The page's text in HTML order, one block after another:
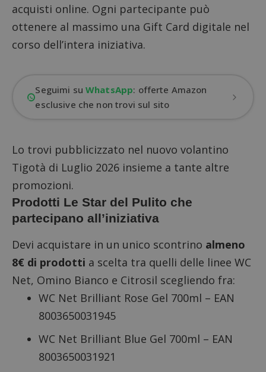
acquisti online. Ogni partecipante può
ottenere al massimo una Gift Card digitale nel
corso dell’intera iniziativa.
Seguimi suWhatsApp: offerte Amazon
esclusive che non trovi sul sito
Lo trovi pubblicizzato nel nuovo volantino
Tigotà di Luglio 2026 insieme a tante altre
promozioni.
Prodotti Le Star del Pulito che
partecipano all’iniziativa
Devi acquistare in un unico scontrino almeno
8€ di prodotti a scelta tra quelli delle linee WC
Net, Omino Bianco e Citrosil scegliendo fra:
WC Net Brilliant Rose Gel 700ml – EAN
8003650031945
WC Net Brilliant Blue Gel 700ml – EAN
8003650031921